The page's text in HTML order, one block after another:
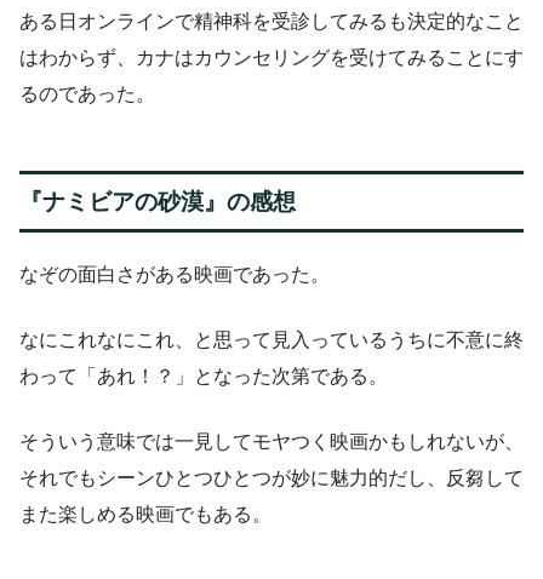
ある日オンラインで精神科を受診してみるも決定的なこと
はわからず、カナはカウンセリングを受けてみることにす
るのであった。
『ナミビアの砂漠』の感想
なぞの面白さがある映画であった。
なにこれなにこれ、と思って見入っているうちに不意に終
わって「あれ！？」となった次第である。
そういう意味では一見してモヤつく映画かもしれないが、
それでもシーンひとつひとつが妙に魅力的だし、反芻して
また楽しめる映画でもある。